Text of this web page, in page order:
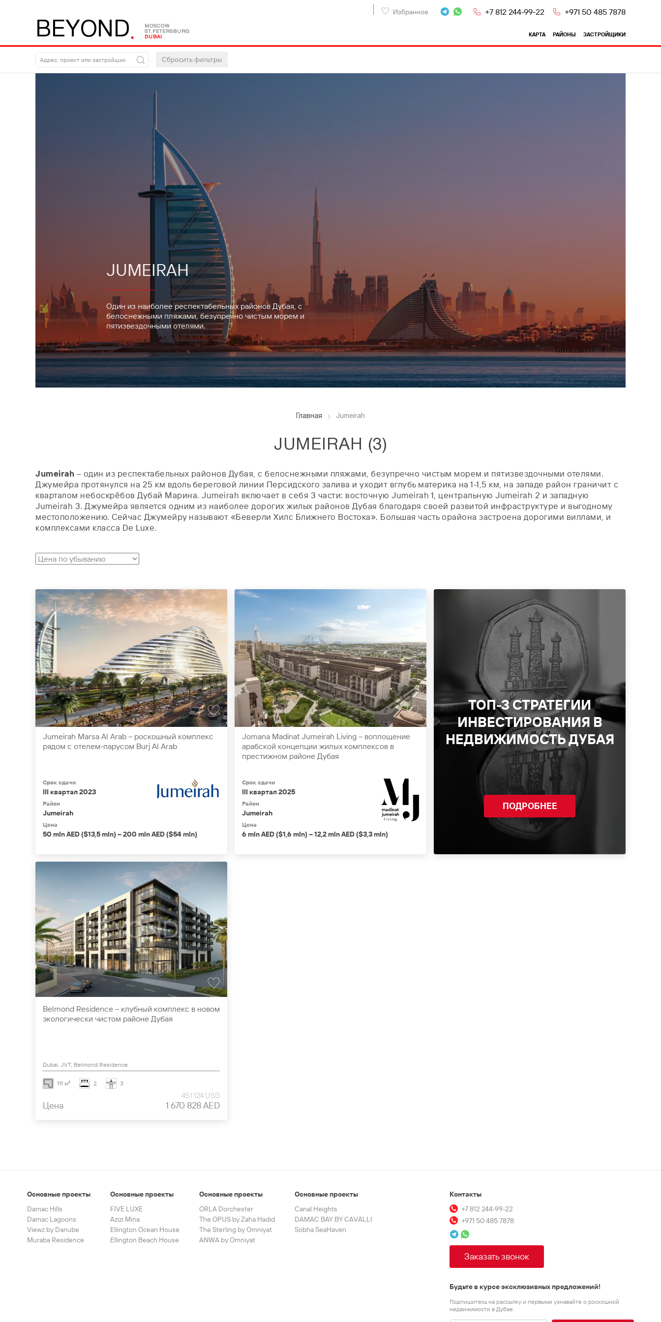
Избранное +7 812 244-99-22 +971 50 485 7878
КАРТА РАЙОНЫ ЗАСТРОЙЩИКИ
B EYO N D.
MOSCOW
ST.PETERSBURG
DUBAI
Сбросить фильтры
JUMEIRAH
Один из наиболее респектабельных районов Дубая, с
белоснежными пляжами, безупречно чистым морем и
пятизвездочными отелями.
Главная Jumeirah
JUMEIRAH (3)
Jumeirah – один из респектабельных районов Дубая, с белоснежными пляжами, безупречно чистым морем и пятизвездочными отелями.
Джумейра протянулся на 25 км вдоль береговой линии Персидского залива и уходит вглубь материка на 1-1,5 км, на западе район граничит с
кварталом небоскрёбов Дубай Марина. Jumeirah включает в себя 3 части: восточную Jumeirah 1, центральную Jumeirah 2 и западную
Jumeirah 3. Джумейра является одним из наиболее дорогих жилых районов Дубая благодаря своей развитой инфраструктуре и выгодному
местоположению. Сейчас Джумейру называют «Беверли Хилс Ближнего Востока». Большая часть орайона застроена дорогими виллами, и
комплексами класса De Luxe.
Jumeirah Marsa Al Arab – роскошный комплекс
рядом с отелем-парусом Burj Al Arab
Срок сдачи
III квартал 2023
Район
Jumeirah
Цена
50 mln AED ($13,5 mln) – 200 mln AED ($54 mln)
Jomana Madinat Jumeirah Living – воплощение
арабской концепции жилых комплексов в
престижном районе Дубая
Срок сдачи
III квартал 2025
Район
Jumeirah
Цена
6 mln AED ($1,6 mln) – 12,2 mln AED ($3,3 mln)
ТОП-3 СТРАТЕГИИ
ИНВЕСТИРОВАНИЯ В
НЕДВИЖИМОСТЬ ДУБАЯ
ПОДРОБНЕЕ
Belmond Residence – клубный комплекс в новом
экологически чистом районе Дубая
Dubai, JVT, Belmond Residence
111 м² 2 3
Цена
451 124 USD
1 670 828 AED
Основные проекты
Damac Hills
Damac Lagoons
Viewz by Danube
Muraba Residence
Основные проекты
FIVE LUXE
Azizi Mina
Ellington Ocean House
Ellington Beach House
Основные проекты
ORLA Dorchester
The OPUS by Zaha Hadid
The Sterling by Omniyat
ANWA by Omniyat
Основные проекты
Canal Heights
DAMAC BAY BY CAVALLI
Sobha SeaHaven
Контакты
+7 812 244-99-22
+971 50 485 7878
Заказать звонок
Будьте в курсе эксклюзивных предложений!
Подпишитесь на рассылку и первыми узнавайте о роскошной
недвижимости в Дубае.